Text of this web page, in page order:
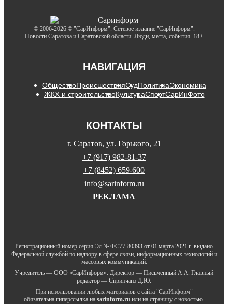
© 2006-2026 © "СарИнформ". Сетевое издание "СарИнформ".
Новости Саратова и Саратовской области. Люди, места, события. 18+
НАВИГАЦИЯ
ОбществоПроисшествияСудПолитикаЭкономика
ЖКХ и строительствоКультураСпортСарИнФото
КОНТАКТЫ
г. Саратов, ул. Горького, 21
+7 (917) 982-81-37
+7 (8452) 659-600
info@sarinform.ru
РЕКЛАМА
Регистрационный номер серия Эл № ФС77-80393 от 01 марта 2021 г. выдано
Федеральной службой по надзору в сфере связи, информационных технологий и
массовых коммуникаций.
Учредитель — ООО «СарИнформ». Директор — Письменный А.А. Главный
редактор — Спринчанэ Д.Ю.
При использовании любых материалов с сайта "СарИнформ"
обязательна гиперссылка на sarinform.ru или на страницу с новостью.